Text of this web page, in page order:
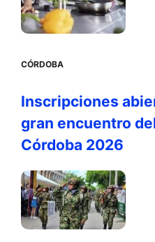
CÓRDOBA
Inscripciones
gran encuentro
Córdoba 2026